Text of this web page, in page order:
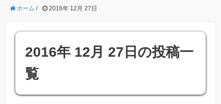
ホーム / 2016年 12月 27日
2016年 12月 27日の投稿一
覧